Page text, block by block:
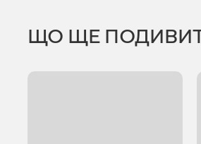
ЩО ЩЕ